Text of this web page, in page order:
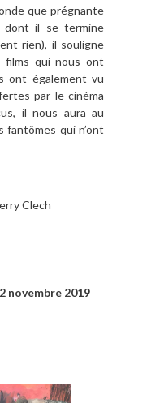
que prégnante
dont il se termine
rien), il souligne
films qui nous ont
ont également vu
par le cinéma
il nous aura au
fantômes qui n’ont
Clech
novembre 2019